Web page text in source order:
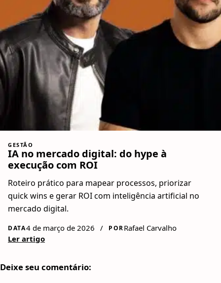
GESTÃO
IA no mercado digital: do hype à
execução com ROI
Roteiro prático para mapear processos, priorizar
quick wins e gerar ROI com inteligência artificial no
mercado digital.
DATA4 de março de 2026 / PORRafael Carvalho
Ler artigo
Deixe seu comentário: